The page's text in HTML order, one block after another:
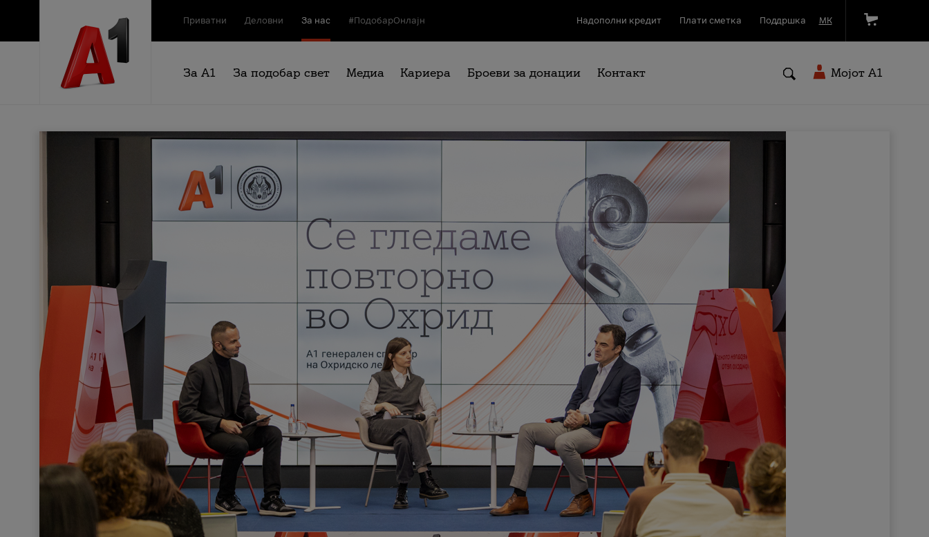
Приватни Деловни За нас #ПодобарОнлајн Надополни кредит Плати сметка Поддршка МК
За А1 За подобар свет Медиа Кариера Броеви за донации Контакт Мојот A1